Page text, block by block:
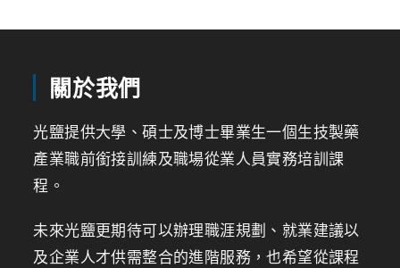
關於我們
光鹽提供大學、碩士及博士畢業生一個生技製藥
產業職前銜接訓練及職場從業人員實務培訓課
程。
未來光鹽更期待可以辦理職涯規劃、就業建議以
及企業人才供需整合的進階服務，也希望從課程